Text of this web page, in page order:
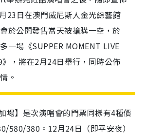
23日在澳門威尼斯人金光綜藝館
於公開發售當天被搶購一空，於
一場《SUPPER MOMENT LIVE
》，將在2月24日舉行，同時公佈
。
場】是次演唱會的門票同樣有4種價
580/380。 12月24日（即平安夜）